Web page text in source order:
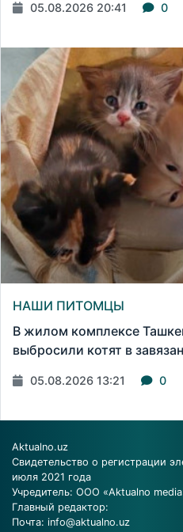
05.08.2026 20:41 0
НАШИ ПИТОМЦЫ
В жилом комплексе
выбросили котят в
05.08.2026 13:21 0
Aktualno.uz
Свидетельство о регистрации
июля 2021 года
Учредитель: ООО «Aktualno
Главный редактор:
Почта: info@aktualno.uz